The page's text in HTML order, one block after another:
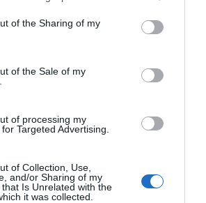
of the Sharing of my
of the Sale of my
of processing my
Targeted Advertising.
of Collection, Use,
and/or Sharing of my
Is Unrelated with the
it was collected.